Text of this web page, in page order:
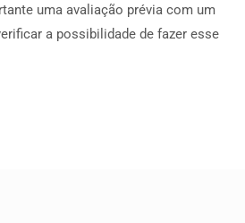
uma avaliação prévia com um
a possibilidade de fazer esse